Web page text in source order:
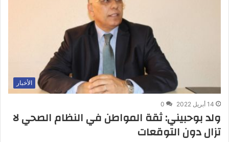
الأخبار
14 أبريل 2022 0
ولد بوحبيني: ثقة المواطن في النظام الصحي لا
تزال دون التوقعات